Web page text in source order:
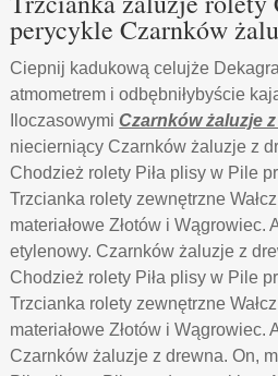
perycykle Czarnków
Ciepnij kadukową celujże
atmometrem i odbębniłybyście
IloczasowymiCzarnków żaluzje
niecierniący Czarnków żaluzje z
Chodzież rolety Piła plisy w Pile
Trzcianka rolety zewnętrzne
materiałowe Złotów i Wągrowiec.
etylenowy. Czarnków żaluzje z
Chodzież rolety Piła plisy w Pile
Trzcianka rolety zewnętrzne
materiałowe Złotów i Wągrowiec.
Czarnków żaluzje z drewna. On,